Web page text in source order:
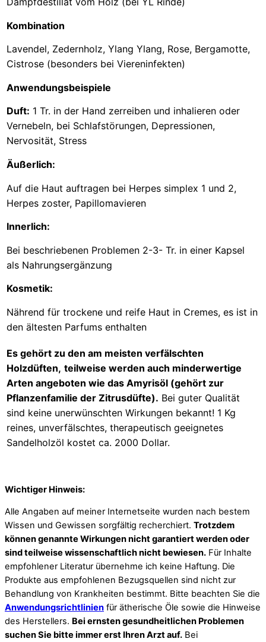
Kombination
Lavendel, Zedernholz, Ylang Ylang, Rose, Bergamotte,
Cistrose (besonders bei Viereninfekten)
Anwendungsbeispiele
Duft: 1 Tr. in der Hand zerreiben und inhalieren oder
Vernebeln, bei Schlafstörungen, Depressionen,
Nervosität, Stress
Äußerlich:
Auf die Haut auftragen bei Herpes simplex 1 und 2,
Herpes zoster, Papillomavieren
Innerlich:
Bei beschriebenen Problemen 2-3- Tr. in einer Kapsel
als Nahrungsergänzung
Kosmetik:
Nährend für trockene und reife Haut in Cremes, es ist in
den ältesten Parfums enthalten
Es gehört zu den am meisten verfälschten
Holzdüften, teilweise werden auch minderwertige
Arten angeboten wie das Amyrisöl (gehört zur
Pflanzenfamilie der Zitrusdüfte). Bei guter Qualität
sind keine unerwünschten Wirkungen bekannt! 1 Kg
reines, unverfälschtes, therapeutisch geeignetes
Sandelholzöl kostet ca. 2000 Dollar.
Wichtiger Hinweis:
Alle Angaben auf meiner Internetseite wurden nach bestem
Wissen und Gewissen sorgfältig recherchiert. Trotzdem
können genannte Wirkungen nicht garantiert werden oder
sind teilweise wissenschaftlich nicht bewiesen. Für Inhalte
empfohlener Literatur übernehme ich keine Haftung. Die
Produkte aus empfohlenen Bezugsquellen sind nicht zur
Behandlung von Krankheiten bestimmt. Bitte beachten Sie die
Anwendungsrichtlinien für ätherische Öle sowie die Hinweise
des Herstellers. Bei ernsten gesundheitlichen Problemen
suchen Sie bitte immer erst Ihren Arzt auf. Bei